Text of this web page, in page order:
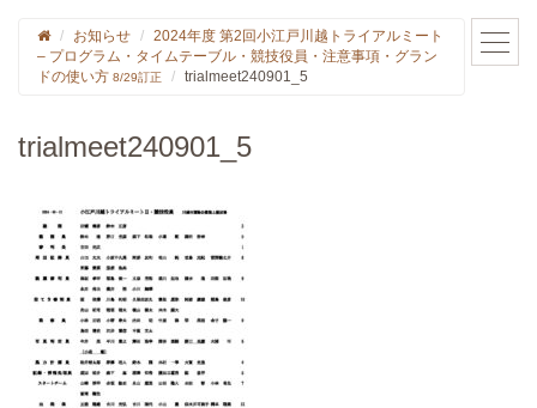
お知らせ
2024年度 第2回小江戸川越トライアルミート
– プログラム・タイムテーブル・競技役員・注意事項・グラン
ドの使い方 8/29訂正 trialmeet240901_5
trialmeet240901_5